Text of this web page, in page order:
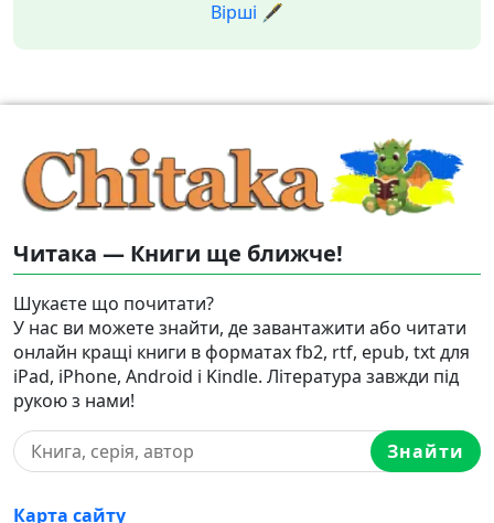
Вірші 🖋️
Читака — Книги ще ближче!
Шукаєте що почитати?
У нас ви можете знайти, де завантажити або читати
онлайн кращі книги в форматах fb2, rtf, epub, txt для
iPad, iPhone, Android і Kindle. Література завжди під
рукою з нами!
Знайти
Карта сайту